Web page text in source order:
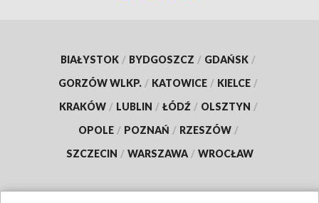
BIAŁYSTOK / BYDGOSZCZ / GDAŃSK /
GORZÓW WLKP. / KATOWICE / KIELCE /
KRAKÓW / LUBLIN / ŁÓDŹ / OLSZTYN /
OPOLE / POZNAŃ / RZESZÓW /
SZCZECIN / WARSZAWA / WROCŁAW